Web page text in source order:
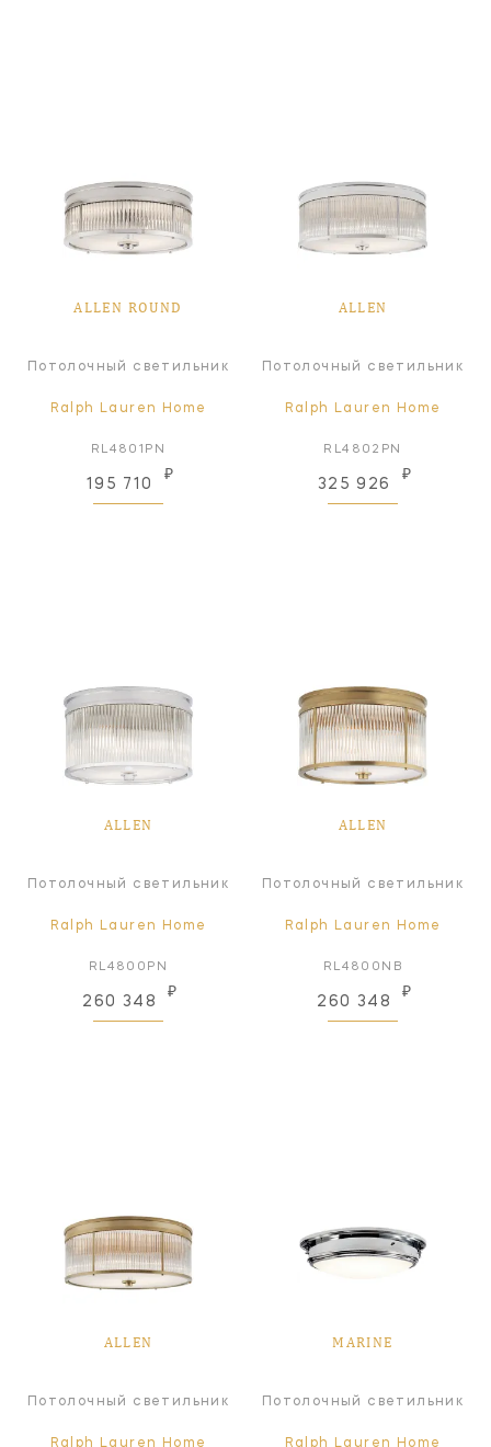
ALLEN ROUND
Потолочный светильник
Ralph Lauren Home
RL4801PN
195 710
₽
ALLEN
Потолочный светильник
Ralph Lauren Home
RL4802PN
325 926
₽
ALLEN
Потолочный светильник
Ralph Lauren Home
RL4800PN
260 348
₽
ALLEN
Потолочный светильник
Ralph Lauren Home
RL4800NB
260 348
₽
ALLEN
Потолочный светильник
Ralph Lauren Home
MARINE
Потолочный светильник
Ralph Lauren Home